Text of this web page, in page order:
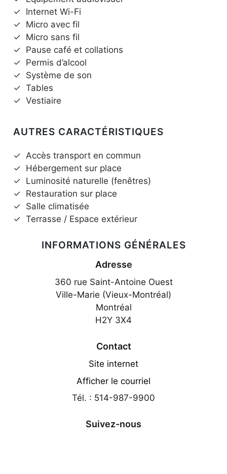
✓ Internet Wi-Fi
✓ Micro avec fil
✓ Micro sans fil
✓ Pause café et collations
✓ Permis d’alcool
✓ Système de son
✓ Tables
✓ Vestiaire
AUTRES CARACTÉRISTIQUES
✓ Accès transport en commun
✓ Hébergement sur place
✓ Luminosité naturelle (fenêtres)
✓ Restauration sur place
✓ Salle climatisée
✓ Terrasse / Espace extérieur
INFORMATIONS GÉNÉRALES
Adresse
360 rue Saint-Antoine Ouest
Ville-Marie (Vieux-Montréal)
Montréal
H2Y 3X4
Contact
Site internet
Afficher le courriel
Tél. : 514-987-9900
Suivez-nous